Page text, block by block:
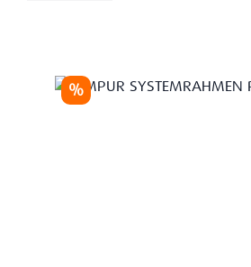
Rabatt
%